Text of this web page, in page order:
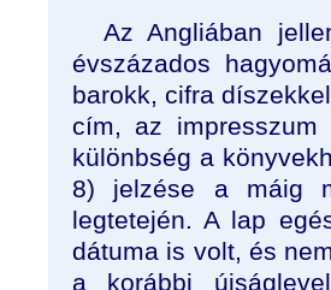
Az Angliában
évszázados
barokk, cifra
cím, az impresszum
különbség a
8) jelzése a máig
legtetején. A lap
dátuma is volt, és
a korábbi